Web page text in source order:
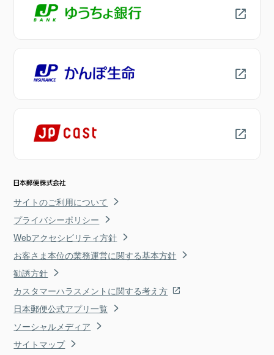
サイトのご利用について
プライバシーポリシー
Webアクセシビリティ方針
お客さま本位の業務運営に関する基本方針
勧誘方針
カスタマーハラスメントに関する考え方
日本郵便公式アプリ一覧
ソーシャルメディア
サイトマップ